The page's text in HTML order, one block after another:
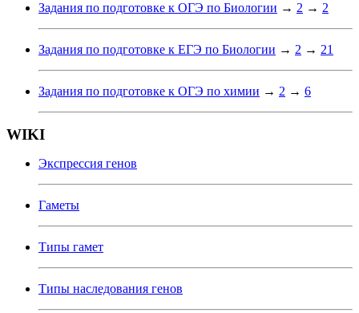
Задания по подготовке к ОГЭ по Биологии → 2 → 2
Задания по подготовке к ЕГЭ по Биологии → 2 → 21
Задания по подготовке к ОГЭ по химии → 2 → 6
WIKI
Экспрессия генов
Гаметы
Типы гамет
Типы наследования генов